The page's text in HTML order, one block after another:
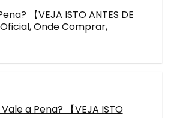
【VEJA ISTO ANTES DE
Oficial, Onde Comprar,